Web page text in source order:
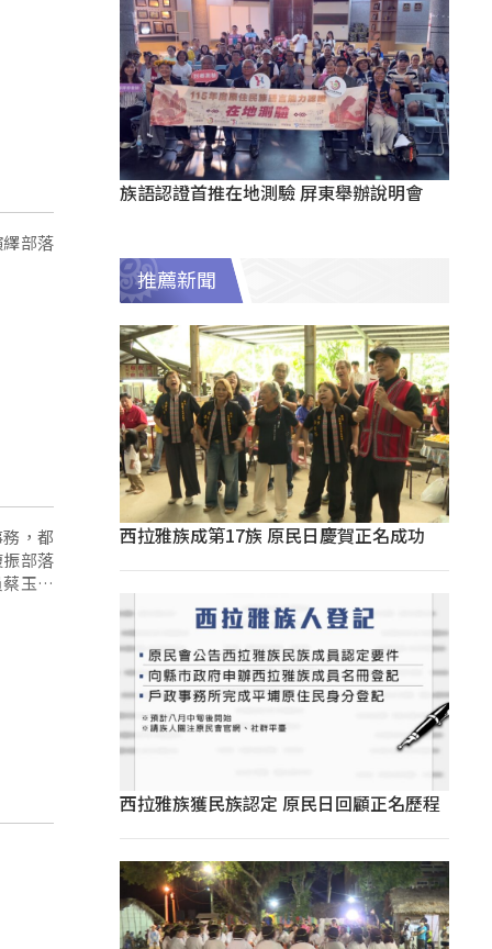
部落
，都
部落
玉玲
族語認證首推在地測驗 屏東舉辦說明會
推薦新聞
西拉雅族成第17族 原民日慶賀正名成功
西拉雅族獲民族認定 原民日回顧正名歷程